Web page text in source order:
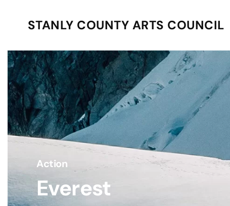
Skip to main content
STANLY COUNTY ARTS COUNCIL
Action
Everest